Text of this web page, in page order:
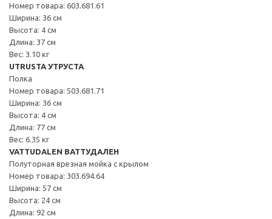
Номер товара: 603.681.61
Ширина: 36 см
Высота: 4 см
Длина: 37 см
Вес: 3.10 кг
UTRUSTA УТРУСТА
Полка
Номер товара: 503.681.71
Ширина: 36 см
Высота: 4 см
Длина: 77 см
Вес: 6.35 кг
VATTUDALEN ВАТТУДАЛЕН
Полуторная врезная мойка с крылом
Номер товара: 303.694.64
Ширина: 57 см
Высота: 24 см
Длина: 92 см